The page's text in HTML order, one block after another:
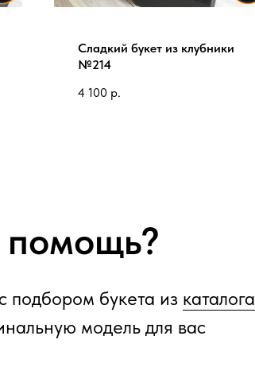
Cладкий букет из клубники
№214
4 100 р.
подбором букета из каталога
модель для вас